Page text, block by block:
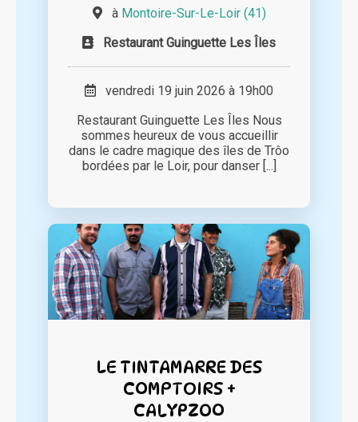
à Montoire-Sur-Le-Loir (41)
Restaurant Guinguette Les Îles
vendredi 19 juin 2026 à 19h00
Restaurant Guinguette Les Îles Nous
sommes heureux de vous accueillir
dans le cadre magique des îles de Trôo
bordées par le Loir, pour danser [...]
LE TINTAMARRE DES
COMPTOIRS +
CALYPZOO